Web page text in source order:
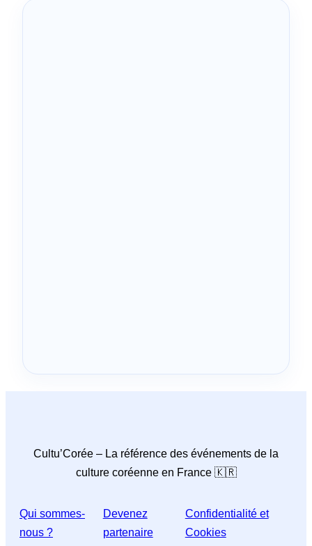
Cultu’Corée – La référence des événements de la
culture coréenne en France 🇰🇷
Qui sommes-
nous ?
Devenez
partenaire
Confidentialité et
Cookies